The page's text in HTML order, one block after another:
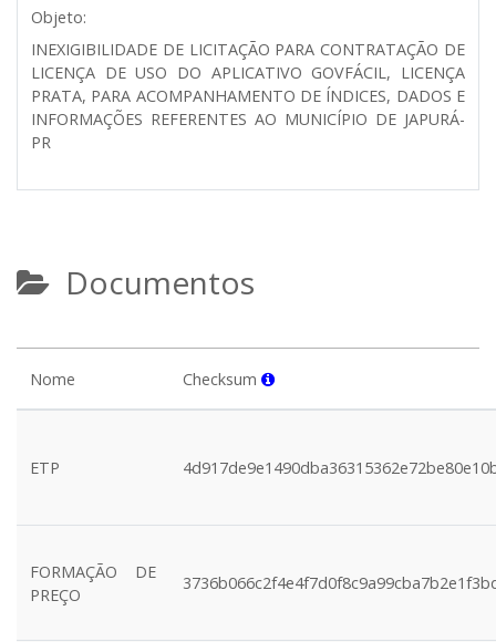
Objeto:
INEXIGIBILIDADE DE LICITAÇÃO PARA CONTRATAÇÃO DE
LICENÇA DE USO DO APLICATIVO GOVFÁCIL, LICENÇA
PRATA, PARA ACOMPANHAMENTO DE ÍNDICES, DADOS E
INFORMAÇÕES REFERENTES AO MUNICÍPIO DE JAPURÁ-
PR
Documentos
Nome Checksum
ETP
FORMAÇÃO DE
PREÇO